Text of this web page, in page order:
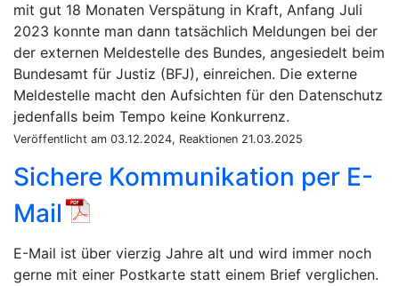
mit gut 18 Monaten Verspätung in Kraft, Anfang Juli
2023 konnte man dann tatsächlich Meldungen bei der
der externen Meldestelle des Bundes, angesiedelt beim
Bundesamt für Justiz (BFJ), einreichen. Die externe
Meldestelle macht den Aufsichten für den Datenschutz
jedenfalls beim Tempo keine Konkurrenz.
Veröffentlicht am 03.12.2024, Reaktionen 21.03.2025
Sichere Kommunikation per E-
Mail
E-Mail ist über vierzig Jahre alt und wird immer noch
gerne mit einer Postkarte statt einem Brief verglichen.